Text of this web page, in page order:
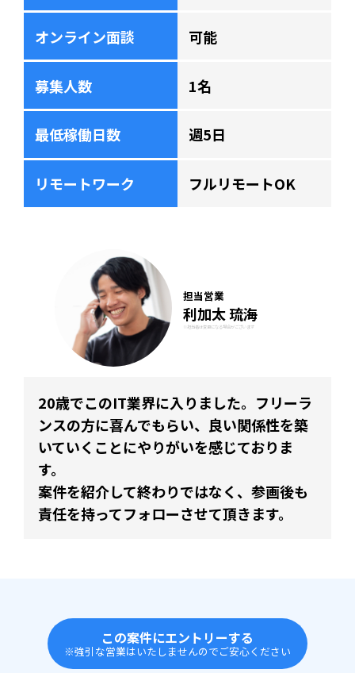
オンライン面談 可能
募集人数 1名
最低稼働日数 週5日
リモートワーク フルリモートOK
担当営業
利加太 琉海
※担当者は変更になる場合がございます
20歳でこのIT業界に入りました。フリーラ
ンスの方に喜んでもらい、良い関係性を築
いていくことにやりがいを感じておりま
す。
案件を紹介して終わりではなく、参画後も
責任を持ってフォローさせて頂きます。
この案件にエントリーする
※強引な営業はいたしませんのでご安心ください